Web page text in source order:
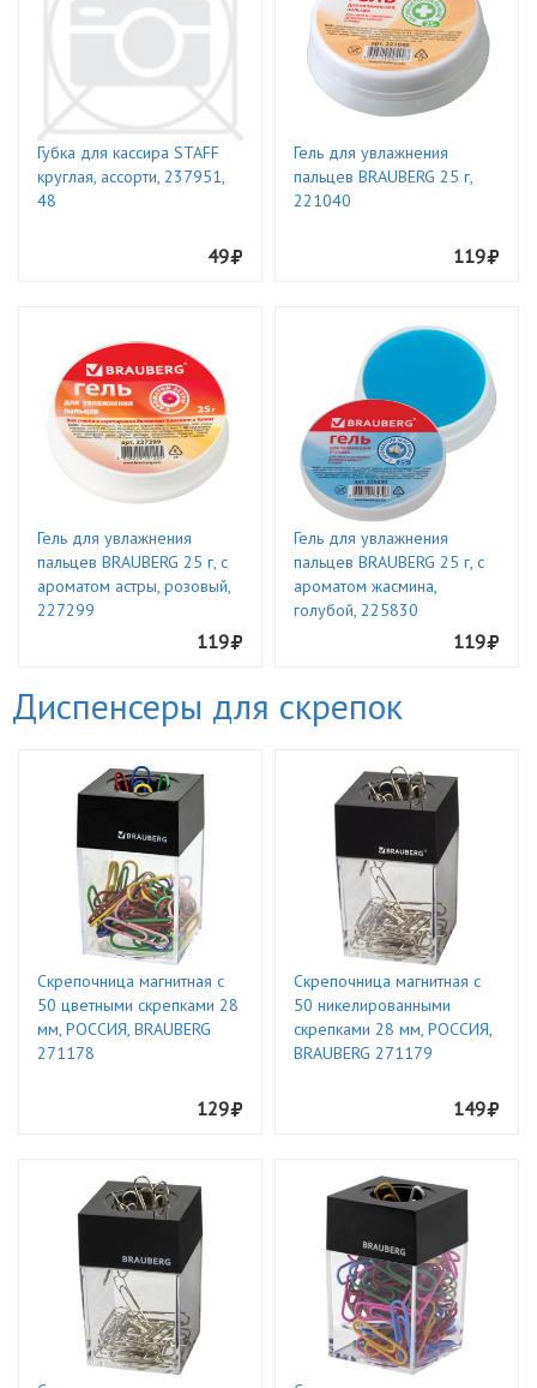
Губка для кассира STAFF
круглая, ассорти, 237951,
48
49
Гель для увлажнения
пальцев BRAUBERG 25 г,
221040
119
Гель для увлажнения
пальцев BRAUBERG 25 г, c
ароматом астры, розовый,
227299
119
Гель для увлажнения
пальцев BRAUBERG 25 г, c
ароматом жасмина,
голубой, 225830
119
Диспенсеры для скрепок
Скрепочница магнитная с
50 цветными скрепками 28
мм, РОССИЯ, BRAUBERG
271178
129
Скрепочница магнитная с
50 никелированными
скрепками 28 мм, РОССИЯ,
BRAUBERG 271179
149